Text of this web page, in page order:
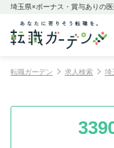
埼玉県×ボーナス・賞与ありの
転職ガーデン 求人検索 埼